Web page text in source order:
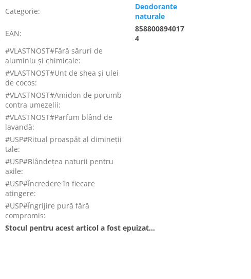
Categorie:
Deodorante
naturale
EAN:
858800894017
4
#VLASTNOST#Fără săruri de
aluminiu și chimicale:
#VLASTNOST#Unt de shea și ulei
de cocos:
#VLASTNOST#Amidon de porumb
contra umezelii:
#VLASTNOST#Parfum blând de
lavandă:
#USP#Ritual proaspăt al dimineții
tale:
#USP#Blândețea naturii pentru
axile:
#USP#Încredere în fiecare
atingere:
#USP#Îngrijire pură fără
compromis:
Stocul pentru acest articol a fost epuizat…